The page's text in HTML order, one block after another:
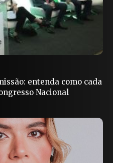
entenda como cada
Nacional